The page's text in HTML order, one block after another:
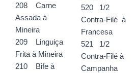
208 Carne
Assada à
Mineira
209 Linguiça
Frita à Mineira
210 Bife à
520 1/2
Contra-Filé à
Francesa
521 1/2
Contra-Filé à
Campanha